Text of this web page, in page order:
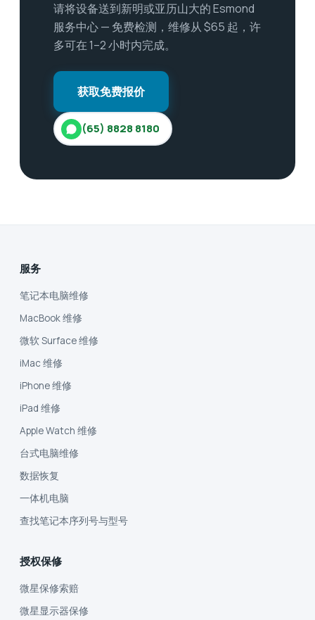
请将设备送到新明或亚历山大的 Esmond
服务中心 — 免费检测，维修从 $65 起，许
多可在 1–2 小时内完成。
获取免费报价
(65) 8828 8180
服务
笔记本电脑维修
MacBook 维修
微软 Surface 维修
iMac 维修
iPhone 维修
iPad 维修
Apple Watch 维修
台式电脑维修
数据恢复
一体机电脑
查找笔记本序列号与型号
授权保修
微星保修索赔
微星显示器保修